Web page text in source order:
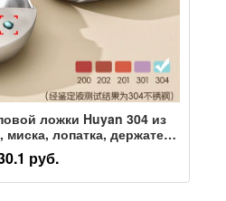
ложки Huyan 304 из
лопатка, держатель
ложка, выдвижная
для обеденного стола
руб.